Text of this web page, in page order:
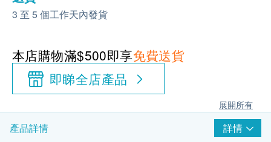
3 至 5 個工作天內發貨
本店購物滿$500即享免費送貨
即睇全店產品
展開所有
產品詳情 詳情